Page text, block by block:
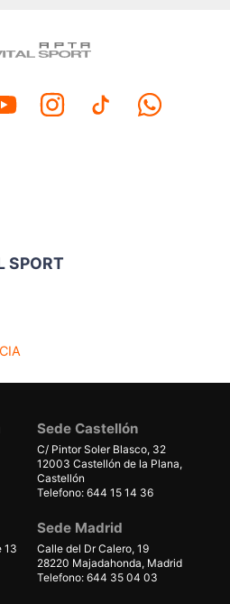
SPORT
Sede Castellón
C/ Pintor Soler Blasco, 32
12003 Castellón de la Plana,
Castellón
Telefono: 644 15 14 36
13
Sede Madrid
Calle del Dr Calero, 19
28220 Majadahonda, Madrid
Telefono: 644 35 04 03